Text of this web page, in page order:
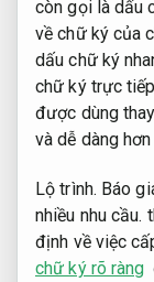
còn gọi là dấu
về chữ ký của
dấu chữ ký
chữ ký trực
được dùng
và dễ dàng
Lộ trình. Báo
nhiều nhu cầu.
định về việc
chữ ký rõ ràng